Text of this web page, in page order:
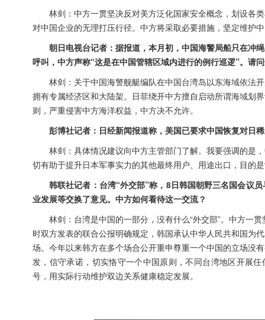
林剑：中方一贯坚决反对美方泛化国家安全概念，划设各
对中国企业的无理打压行径。中方将采取必要措施，坚定维护
朝日电视台记者：据报道，本月初，中国海警局船只在冲
呼叫，中方声称“这是在中国管辖区域内进行的例行巡逻”。请
林剑：关于中国海警舰艇编队在中国台湾岛以东海域依法
拥有专属经济区和大陆架。日菲绕开中方擅自启动所谓海域划
则，严重侵害中方海洋权益，中方决不允许。
彭博社记者：日经新闻报道称，美国已要求中国恢复对日
林剑：具体情况建议向中方主管部门了解。我要强调的是
切有助于提升日本军事实力的其他最终用户、用途出口，目的
韩联社记者：台湾“外交部”称，8日韩国朝野三名国会议
业发展等交换了意见。中方如何看待这一交流？
林剑：台湾是中国的一部分，没有什么“外交部”。中方一
时双方发表的联合公报明确规定，韩国承认中华人民共和国为
场。今年以来韩方在多个场合公开重申尊重一个中国的立场没
发，信守承诺，切实恪守一个中国原则，不同台湾地区开展
号，用实际行动维护双边关系健康稳定发展。